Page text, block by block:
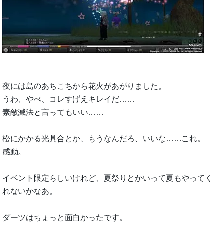
夜には島のあちこちから花火があがりました。
うわ、やべ、コレすげえキレイだ……
素敵滅法と言ってもいい……
松にかかる光具合とか、もうなんだろ、いいな……これ。
感動。
イベント限定らしいけれど、夏祭りとかいって夏もやってく
れないかなあ。
ダーツはちょっと面白かったです。